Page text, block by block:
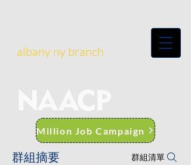
albany ny branch
Million Job Campaign
群組摘要 群組清單